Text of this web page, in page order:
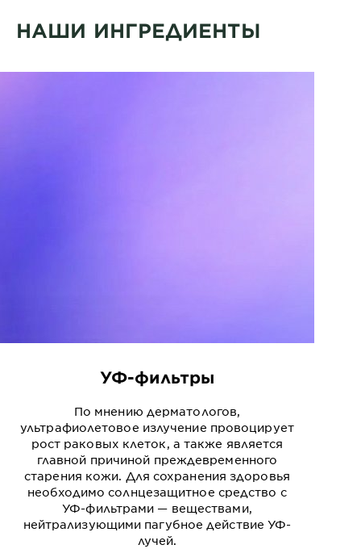
НАШИ ИНГРЕДИЕНТЫ
УФ-фильтры
По мнению дерматологов,
ультрафиолетовое излучение провоцирует
рост раковых клеток, а также является
главной причиной преждевременного
старения кожи. Для сохранения здоровья
необходимо солнцезащитное средство с
УФ-фильтрами — веществами,
нейтрализующими пагубное действие УФ-
лучей.